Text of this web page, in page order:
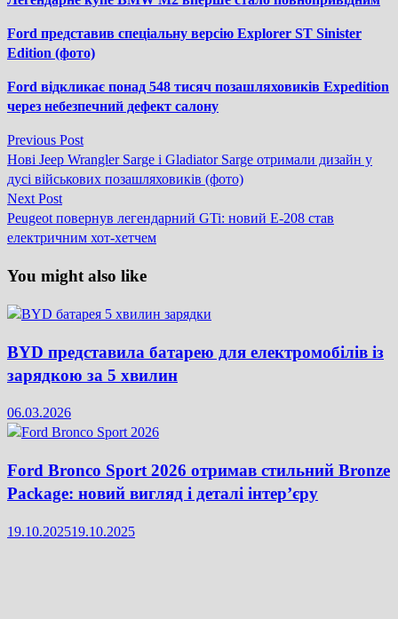
Ford представив спеціальну версію Explorer ST Sinister
Edition (фото)
Ford відкликає понад 548 тисяч позашляховиків Expedition
через небезпечний дефект салону
Навігація
записів
Previous PostPrevious
post:
Нові Jeep Wrangler Sarge і Gladiator Sarge отримали дизайн у
дусі військових позашляховиків (фото)
Next PostNext
post:
Peugeot повернув легендарний GTi: новий E-208 став
електричним хот-хетчем
You might also like
BYD представила батарею для електромобілів із
зарядкою за 5 хвилин
06.03.2026
Ford Bronco Sport 2026 отримав стильний Bronze
Package: новий вигляд і деталі інтер’єру
19.10.202519.10.2025